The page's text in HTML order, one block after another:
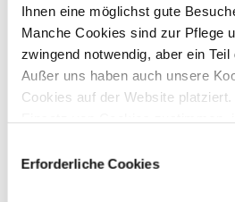
Ihnen eine möglichst gute
Manche Cookies sind zur Pflege
zwingend notwendig, aber ein
Außer uns haben auch unsere
Cookies auf der Website
oder später über den Link „
Erforderliche Cookies